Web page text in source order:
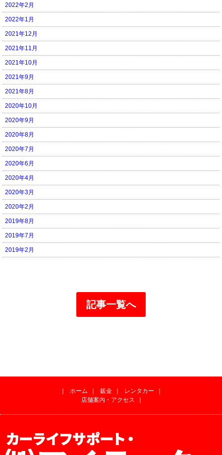
2022年2月
2022年1月
2021年12月
2021年11月
2021年10月
2021年9月
2021年8月
2020年10月
2020年9月
2020年8月
2020年7月
2020年6月
2020年4月
2020年3月
2020年2月
2019年8月
2019年7月
2019年2月
記事一覧へ
｜ ホーム ｜ 鈑金 ｜ レンタカー
｜
店舗案内・アクセス
｜